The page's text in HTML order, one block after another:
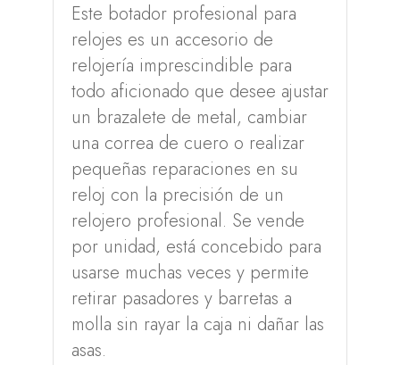
Este botador profesional para
relojes es un accesorio de
relojería imprescindible para
todo aficionado que desee ajustar
un brazalete de metal, cambiar
una correa de cuero o realizar
pequeñas reparaciones en su
reloj con la precisión de un
relojero profesional. Se vende
por unidad, está concebido para
usarse muchas veces y permite
retirar pasadores y barretas a
molla sin rayar la caja ni dañar las
asas.